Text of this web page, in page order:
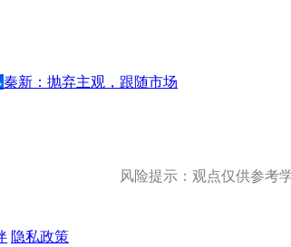
秦新：抛弃主观，跟随市场
风险提示：观点仅供参考
隐私政策